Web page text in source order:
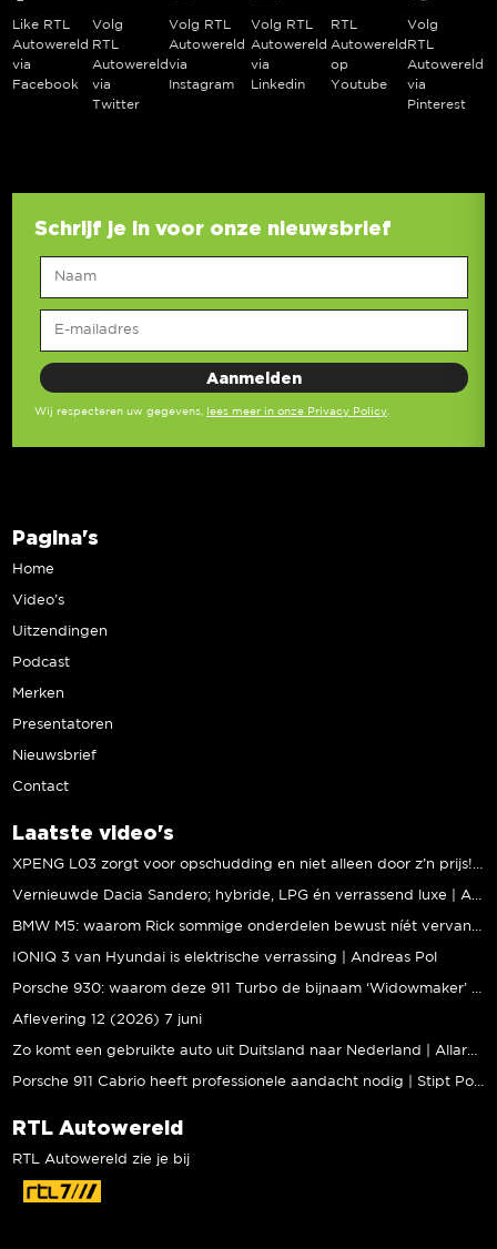
Like RTL
Autowereld
via
Facebook
Volg
RTL
Autowereld
via
Twitter
Volg RTL
Autowereld
via
Instagram
Volg RTL
Autowereld
via
Linkedin
RTL
Autowereld
op
Youtube
Volg
RTL
Autowereld
via
Pinterest
Schrijf je in voor onze nieuwsbrief
Wij respecteren uw gegevens, lees meer in onze Privacy Policy
Pagina's
Home
Video’s
Uitzendingen
Podcast
Merken
Presentatoren
Nieuwsbrief
Contact
Laatste video's
IONIQ 3 van Hyundai is elektrische verrassing | Andreas Pol
Aflevering 12 (2026) 7 juni
RTL Autowereld
RTL Autowereld zie je bij